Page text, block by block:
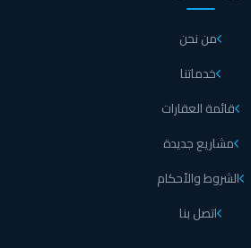
من نحن
خدماتنا
قائمة العقارات
مشاريع جديدة
الشروط والأحكام
اتصل بنا